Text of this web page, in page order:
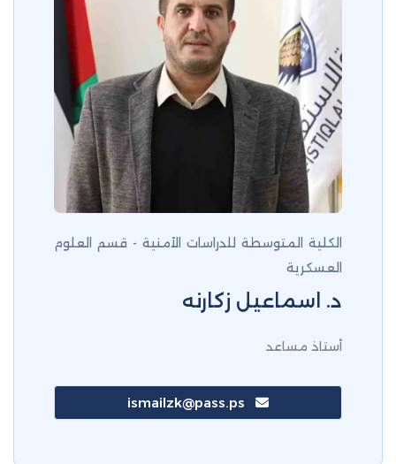
الكلية المتوسطة للدراسات الأمنية - قسم العلوم
العسكرية
د. اسماعيل زكارنه
أستاذ مساعد